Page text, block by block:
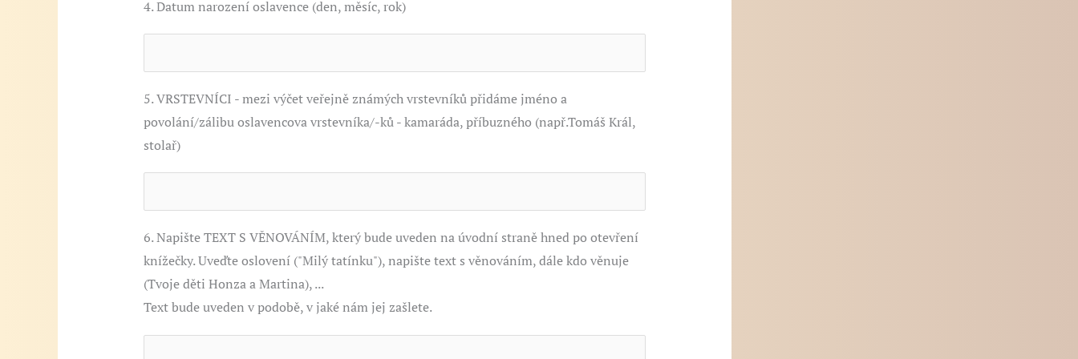
4. Datum narození oslavence (den, měsíc, rok)
5. VRSTEVNÍCI - mezi výčet veřejně známých vrstevníků přidáme jméno a
povolání/zálibu oslavencova vrstevníka/-ků - kamaráda, příbuzného (např.Tomáš Král,
stolař)
6. Napište TEXT S VĚNOVÁNÍM, který bude uveden na úvodní straně hned po otevření
knížečky. Uveďte oslovení ("Milý tatínku"), napište text s věnováním, dále kdo věnuje
(Tvoje děti Honza a Martina), ...
Text bude uveden v podobě, v jaké nám jej zašlete.